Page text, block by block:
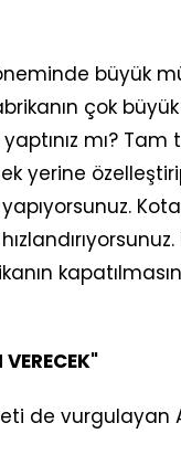
büyük
çok büyük
mı?
yerine
de vurgulayan